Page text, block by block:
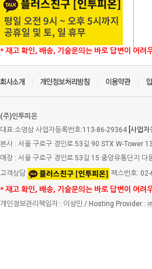
* 재고 확인, 배송, 기술문의는 바로 답변이 어려
(주)인투피온
대표:소영삼 사업자등록번호:113-86-29364 [사업자
본사 : 서울 구로구 경인로 53길 90 STX W-Tower
매장 : 서울 구로구 경인로 53길 15 중앙유통단지 다
고객상담
팩스번호:
* 재고 확인, 배송, 기술문의는 바로 답변이 어려
개인정보관리책임자 : 이성민 / Hosting Provider :